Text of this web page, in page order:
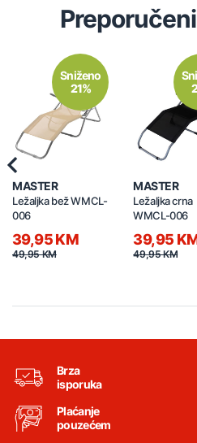
Sniženo
21%
MASTER
Ležaljka bež WMCL-
006
39,95 KM
49,95 KM
MASTER
Ležaljka crna
WMCL-006
39,95
49,95 KM
Previous
Brza
isporuka
Plaćanje
pouzećem